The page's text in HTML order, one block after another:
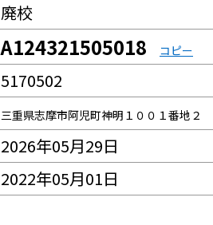
廃校
A124321505018 コピー
5170502
三重県志摩市阿児町神明１００１番地２
2026年05月29日
2022年05月01日